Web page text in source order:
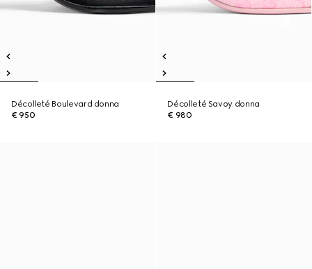
Décolleté Boulevard donna
€ 950
Décolleté Savoy donna
€ 980